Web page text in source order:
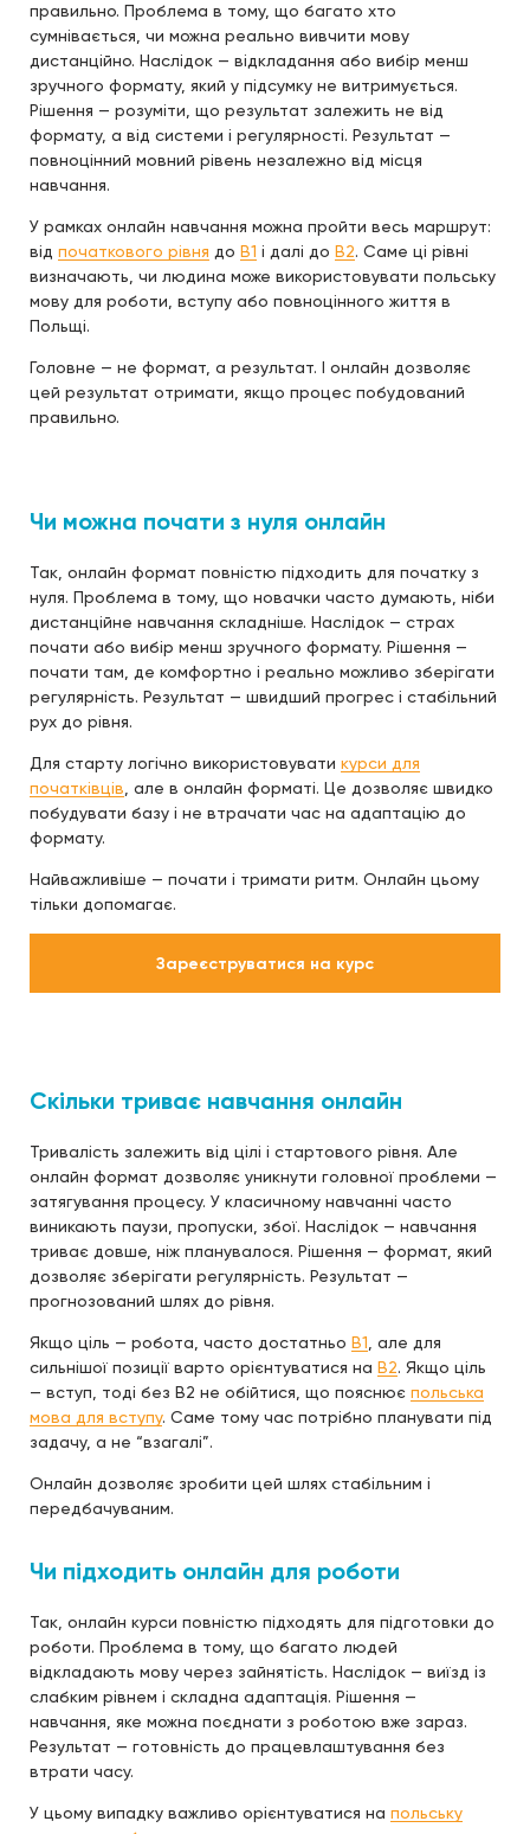
правильно. Проблема в тому, що багато хто
сумнівається, чи можна реально вивчити мову
дистанційно. Наслідок — відкладання або вибір менш
зручного формату, який у підсумку не витримується.
Рішення — розуміти, що результат залежить не від
формату, а від системи і регулярності. Результат —
повноцінний мовний рівень незалежно від місця
навчання.
У рамках онлайн навчання можна пройти весь маршрут:
від початкового рівня до B1 і далі до B2. Саме ці рівні
визначають, чи людина може використовувати польську
мову для роботи, вступу або повноцінного життя в
Польщі.
Головне — не формат, а результат. І онлайн дозволяє
цей результат отримати, якщо процес побудований
правильно.
Чи можна почати з нуля онлайн
Так, онлайн формат повністю підходить для початку з
нуля. Проблема в тому, що новачки часто думають, ніби
дистанційне навчання складніше. Наслідок — страх
почати або вибір менш зручного формату. Рішення —
почати там, де комфортно і реально можливо зберігати
регулярність. Результат — швидший прогрес і стабільний
рух до рівня.
Для старту логічно використовувати курси для
початківців , але в онлайн форматі. Це дозволяє швидко
побудувати базу і не втрачати час на адаптацію до
формату.
Найважливіше — почати і тримати ритм. Онлайн цьому
тільки допомагає.
Зареєструватися на курс
Скільки триває навчання онлайн
Тривалість залежить від цілі і стартового рівня. Але
онлайн формат дозволяє уникнути головної проблеми —
затягування процесу. У класичному навчанні часто
виникають паузи, пропуски, збої. Наслідок — навчання
триває довше, ніж планувалося. Рішення — формат, який
дозволяє зберігати регулярність. Результат —
прогнозований шлях до рівня.
Якщо ціль — робота, часто достатньо B1 , але для
сильнішої позиції варто орієнтуватися на B2. Якщо ціль
— вступ, тоді без B2 не обійтися, що пояснює польська
мова для вступу. Саме тому час потрібно планувати під
задачу, а не “взагалі”.
Онлайн дозволяє зробити цей шлях стабільним і
передбачуваним.
Чи підходить онлайн для роботи
Так, онлайн курси повністю підходять для підготовки до
роботи. Проблема в тому, що багато людей
відкладають мову через зайнятість. Наслідок — виїзд із
слабким рівнем і складна адаптація. Рішення —
навчання, яке можна поєднати з роботою вже зараз.
Результат — готовність до працевлаштування без
втрати часу.
У цьому випадку важливо орієнтуватися на польську